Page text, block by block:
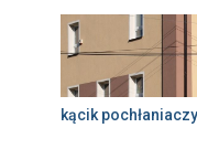
kącik